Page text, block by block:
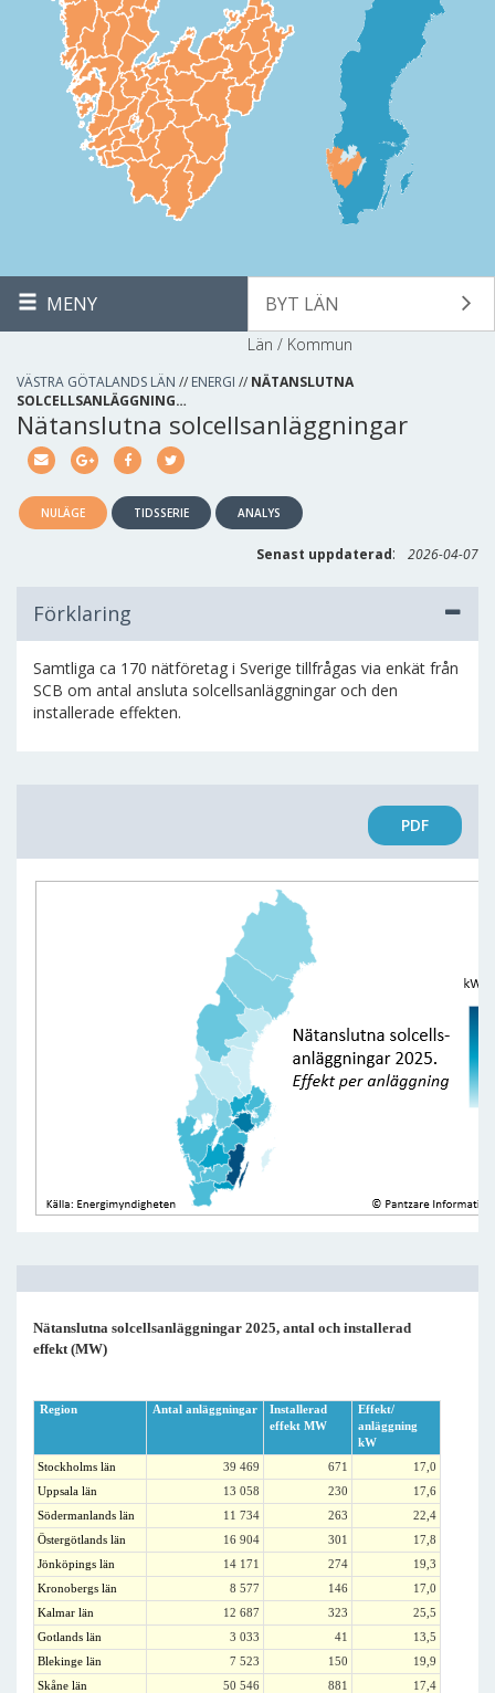
MENY BYT LÄN
Län / Kommun
VÄSTRA GÖTALANDS LÄN // ENERGI // NÄTANSLUTNA
SOLCELLSANLÄGGNING…
Nätanslutna solcellsanläggningar
NULÄGE TIDSSERIE ANALYS
Senast uppdaterad: 2026-04-07
Förklaring
Samtliga ca 170 nätföretag i Sverige tillfrågas via enkät från
SCB om antal ansluta solcellsanläggningar och den
installerade effekten.
PDF
Nätanslutna solcellsanläggningar 2025, antal och installerad
effekt (MW)
Region Antal anläggningar
Installerad
effekt MW
Effekt/
anläggning
kW
Stockholms län
39 469 671
17,0
Uppsala län
13 058 230
17,6
Södermanlands län
11 734 263
22,4
Östergötlands län
16 904 301
17,8
Jönköpings län
14 171 274
19,3
Kronobergs län
8 577 146
17,0
Kalmar län
12 687 323
25,5
Gotlands län
3 033 41
13,5
Blekinge län
7 523 150
19,9
Skåne län
50 546 881
17,4